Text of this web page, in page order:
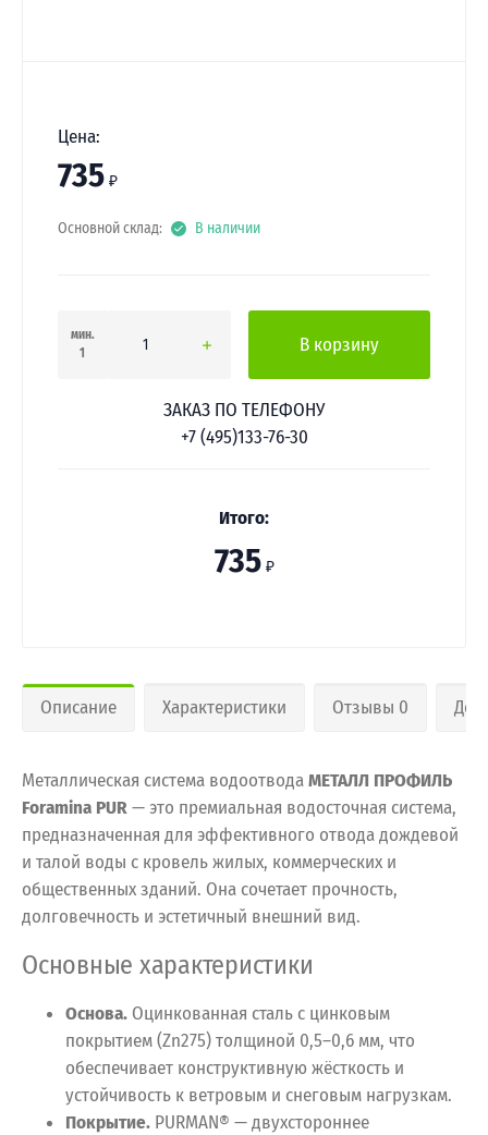
Цена:
735 ₽
Основной склад: В наличии
мин.
1
В корзину
ЗАКАЗ ПО ТЕЛЕФОНУ
+7 (495)133-76-30
Итого:
735 ₽
Описание Характеристики Отзывы 0
Металлическая система водоотводаМЕТАЛЛ ПРОФИЛЬ
Foramina PUR— это премиальная водосточная система,
предназначенная для эффективного отвода дождевой
и талой воды с кровель жилых, коммерческих и
общественных зданий. Она сочетает прочность,
долговечность и эстетичный внешний вид.
Основные характеристики
Основа. Оцинкованная сталь с цинковым
покрытием (Zn275) толщиной 0,5–0,6 мм, что
обеспечивает конструктивную жёсткость и
устойчивость к ветровым и снеговым нагрузкам.
Покрытие. PURMAN® — двухстороннее